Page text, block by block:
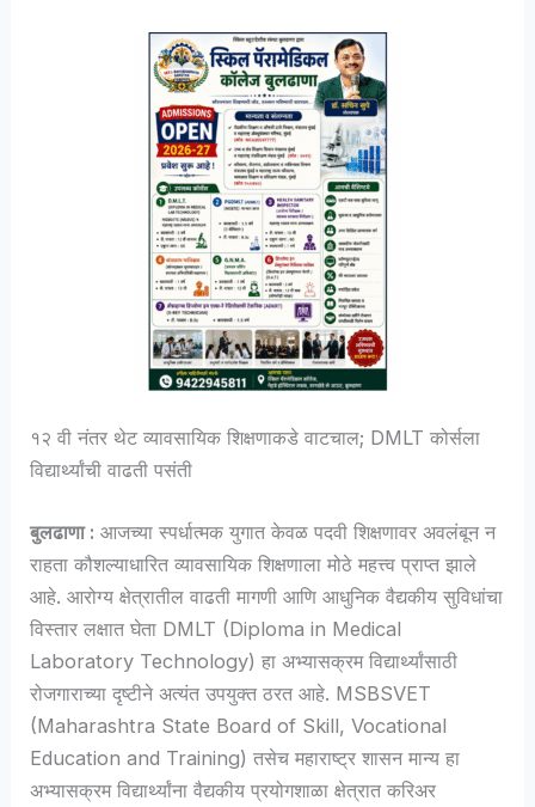
१२ वी नंतर थेट व्यावसायिक शिक्षणाकडे वाटचाल; DMLT कोर्सला
विद्यार्थ्यांची वाढती पसंती
बुलढाणा : आजच्या स्पर्धात्मक युगात केवळ पदवी शिक्षणावर अवलंबून न
राहता कौशल्याधारित व्यावसायिक शिक्षणाला मोठे महत्त्व प्राप्त झाले
आहे. आरोग्य क्षेत्रातील वाढती मागणी आणि आधुनिक वैद्यकीय सुविधांचा
विस्तार लक्षात घेता DMLT (Diploma in Medical
Laboratory Technology) हा अभ्यासक्रम विद्यार्थ्यांसाठी
रोजगाराच्या दृष्टीने अत्यंत उपयुक्त ठरत आहे. MSBSVET
(Maharashtra State Board of Skill, Vocational
Education and Training) तसेच महाराष्ट्र शासन मान्य हा
अभ्यासक्रम विद्यार्थ्यांना वैद्यकीय प्रयोगशाळा क्षेत्रात करिअर